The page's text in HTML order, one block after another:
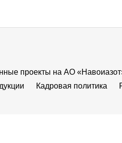
проекты на АО
Кадровая политика